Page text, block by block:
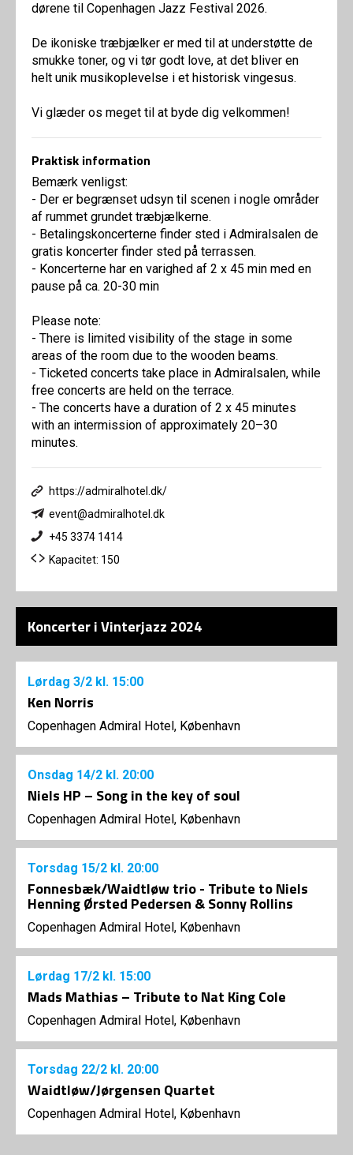
dørene til Copenhagen Jazz Festival 2026.
De ikoniske træbjælker er med til at understøtte de
smukke toner, og vi tør godt love, at det bliver en
helt unik musikoplevelse i et historisk vingesus.
Vi glæder os meget til at byde dig velkommen!
Praktisk information
Bemærk venligst:
- Der er begrænset udsyn til scenen i nogle områder
af rummet grundet træbjælkerne.
- Betalingskoncerterne finder sted i Admiralsalen de
gratis koncerter finder sted på terrassen.
- Koncerterne har en varighed af 2 x 45 min med en
pause på ca. 20-30 min
Please note:
- There is limited visibility of the stage in some
areas of the room due to the wooden beams.
- Ticketed concerts take place in Admiralsalen, while
free concerts are held on the terrace.
- The concerts have a duration of 2 x 45 minutes
with an intermission of approximately 20–30
minutes.
https://admiralhotel.dk/
event@admiralhotel.dk
+45 3374 1414
Kapacitet: 150
Koncerter i Vinterjazz 2024
Lørdag 3/2 kl. 15:00
Ken Norris
Copenhagen Admiral Hotel, København
Onsdag 14/2 kl. 20:00
Niels HP – Song in the key of soul
Copenhagen Admiral Hotel, København
Torsdag 15/2 kl. 20:00
Fonnesbæk/Waidtløw trio - Tribute to Niels
Henning Ørsted Pedersen & Sonny Rollins
Copenhagen Admiral Hotel, København
Lørdag 17/2 kl. 15:00
Mads Mathias – Tribute to Nat King Cole
Copenhagen Admiral Hotel, København
Torsdag 22/2 kl. 20:00
Waidtløw/Jørgensen Quartet
Copenhagen Admiral Hotel, København